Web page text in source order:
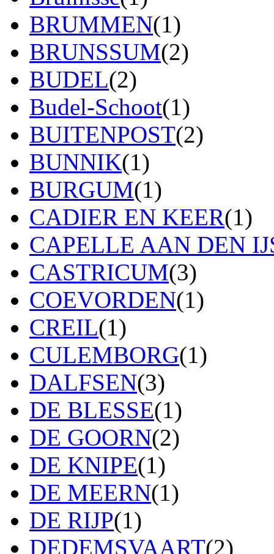
BRUMMEN(1)
BRUNSSUM(2)
BUDEL(2)
Budel-Schoot(1)
BUITENPOST(2)
BUNNIK(1)
BURGUM(1)
CADIER EN KEER(1)
CAPELLE AAN DEN
CASTRICUM(3)
COEVORDEN(1)
CREIL(1)
CULEMBORG(1)
DALFSEN(3)
DE BLESSE(1)
DE GOORN(2)
DE KNIPE(1)
DE MEERN(1)
DE RIJP(1)
DEDEMSVAART(2)